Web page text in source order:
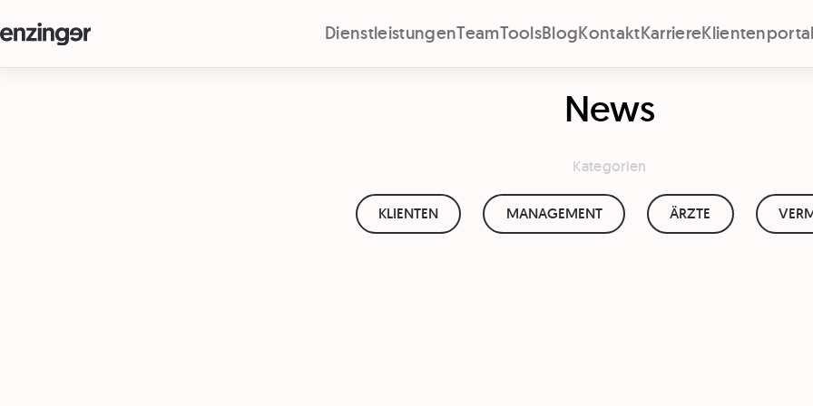
DienstleistungenTeamToolsBlogKontaktKarriereKlientenportal
News
Kategorien
KLIENTEN MANAGEMENT ÄRZTE